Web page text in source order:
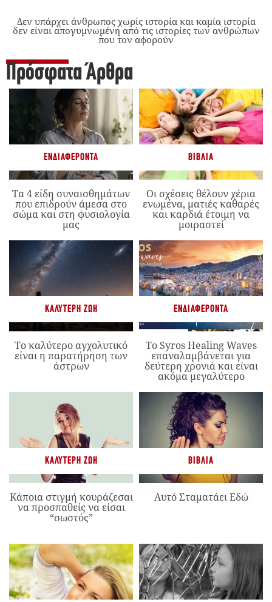
Δεν υπάρχει άνθρωπος χωρίς ιστορία και καμία ιστορία
δεν είναι απογυμνωμένη από τις ιστορίες των ανθρώπων
που τον αφορούν
Πρόσφατα Άρθρα
ΕΝΔΙΑΦΈΡΟΝΤΑ
Τα 4 είδη συναισθημάτων
που επιδρούν άμεσα στο
σώμα και στη φυσιολογία
μας
ΒΙΒΛΊΑ
Οι σχέσεις θέλουν χέρια
ενωμένα, ματιές καθαρές
και καρδιά έτοιμη να
μοιραστεί
ΚΑΛΎΤΕΡΗ ΖΩΉ
Το καλύτερο αγχολυτικό
είναι η παρατήρηση των
άστρων
ΕΝΔΙΑΦΈΡΟΝΤΑ
Το Syros Healing Waves
επαναλαμβάνεται για
δεύτερη χρονιά και είναι
ακόμα μεγαλύτερο
ΚΑΛΎΤΕΡΗ ΖΩΉ
Κάποια στιγμή κουράζεσαι
να προσπαθείς να είσαι
“σωστός”
ΒΙΒΛΊΑ
Αυτό Σταματάει Εδώ